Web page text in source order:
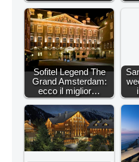
Sofitel Legend The
Grand Amsterdam:
ecco il miglior…